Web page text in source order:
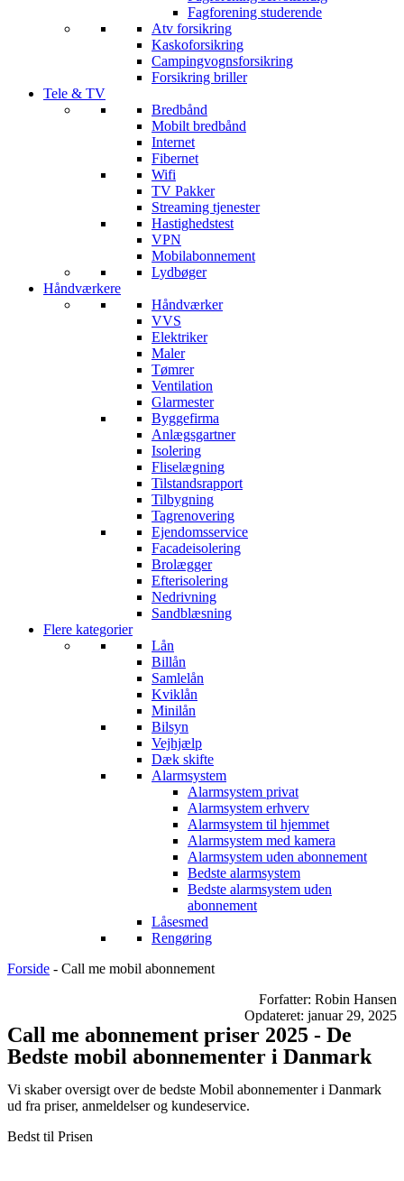
Fagforening studerende
Atv forsikring
Kaskoforsikring
Campingvognsforsikring
Forsikring briller
Tele & TV
Bredbånd
Mobilt bredbånd
Internet
Fibernet
Wifi
TV Pakker
Streaming tjenester
Hastighedstest
VPN
Mobilabonnement
Lydbøger
Håndværkere
Håndværker
VVS
Elektriker
Maler
Tømrer
Ventilation
Glarmester
Byggefirma
Anlægsgartner
Isolering
Fliselægning
Tilstandsrapport
Tilbygning
Tagrenovering
Ejendomsservice
Facadeisolering
Brolægger
Efterisolering
Nedrivning
Sandblæsning
Flere kategorier
Lån
Billån
Samlelån
Kviklån
Minilån
Bilsyn
Vejhjælp
Dæk skifte
Alarmsystem
Alarmsystem privat
Alarmsystem erhverv
Alarmsystem til hjemmet
Alarmsystem med kamera
Alarmsystem uden abonnement
Bedste alarmsystem
Bedste alarmsystem uden
abonnement
Låsesmed
Rengøring
Forside - Call me mobil abonnement
Forfatter: Robin Hansen
Opdateret: januar 29, 2025
Call me abonnement priser 2025 - De
Bedste mobil abonnementer i Danmark
Vi skaber oversigt over de bedste Mobil abonnementer i Danmark
ud fra priser, anmeldelser og kundeservice.
Bedst til Prisen